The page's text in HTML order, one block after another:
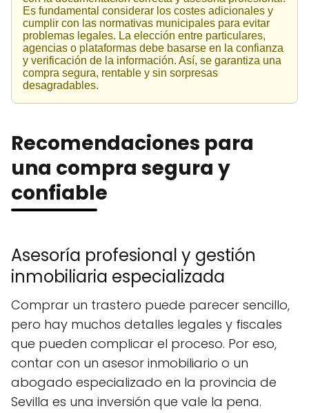
Es fundamental considerar los costes adicionales y
cumplir con las normativas municipales para evitar
problemas legales. La elección entre particulares,
agencias o plataformas debe basarse en la confianza
y verificación de la información. Así, se garantiza una
compra segura, rentable y sin sorpresas
desagradables.
Recomendaciones para
una compra segura y
confiable
Asesoría profesional y gestión
inmobiliaria especializada
Comprar un trastero puede parecer sencillo,
pero hay muchos detalles legales y fiscales
que pueden complicar el proceso. Por eso,
contar con un asesor inmobiliario o un
abogado especializado en la provincia de
Sevilla es una inversión que vale la pena.